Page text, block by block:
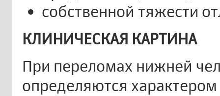
собственной тяжести
КЛИНИЧЕСКАЯ КАРТИНА
При переломах нижней
определяются